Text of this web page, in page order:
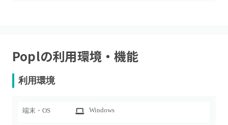
Poplの利用環境・機能
利用環境
端末・OS Windows